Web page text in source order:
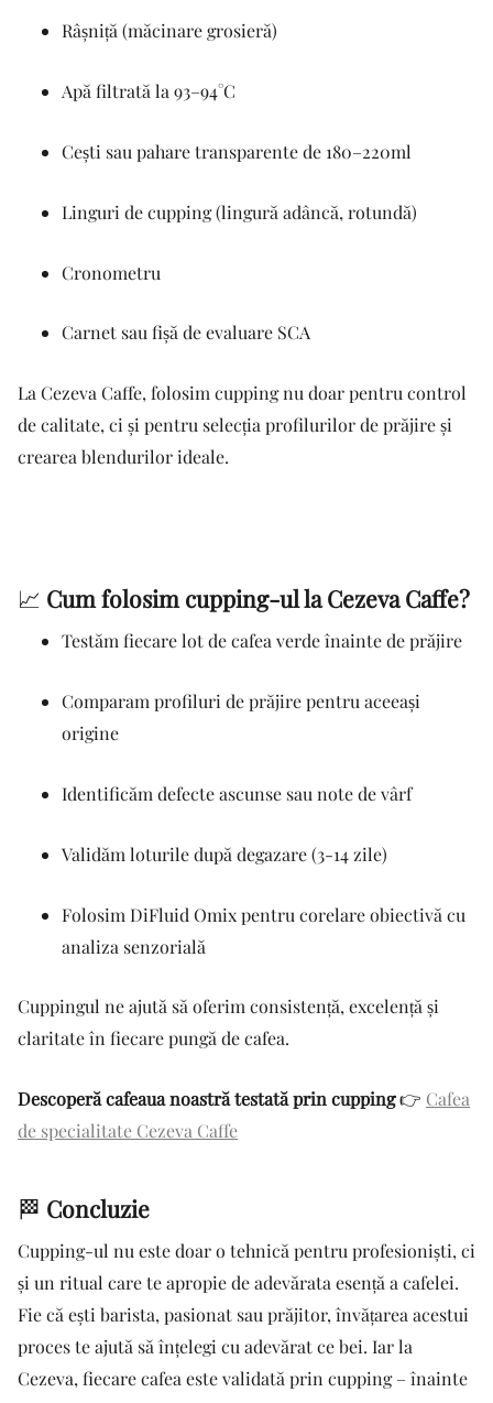
Râșniță (măcinare grosieră)
Apă filtrată la 93–94°C
Cești sau pahare transparente de 180–220ml
Linguri de cupping (lingură adâncă, rotundă)
Cronometru
Carnet sau fișă de evaluare SCA
La Cezeva Caffe, folosim cupping nu doar pentru control
de calitate, ci și pentru selecția profilurilor de prăjire și
crearea blendurilor ideale.
📈 Cum folosim cupping-ul la Cezeva Caffe?
Testăm fiecare lot de cafea verde înainte de prăjire
Comparam profiluri de prăjire pentru aceeași
origine
Identificăm defecte ascunse sau note de vârf
Validăm loturile după degazare (3-14 zile)
Folosim DiFluid Omix pentru corelare obiectivă cu
analiza senzorială
Cuppingul ne ajută să oferim consistență, excelență și
claritate în fiecare pungă de cafea.
Descoperă cafeaua noastră testată prin cupping👉 Cafea
de specialitate Cezeva Caffe
🏁 Concluzie
Cupping-ul nu este doar o tehnică pentru profesioniști, ci
și un ritual care te apropie de adevărata esență a cafelei.
Fie că ești barista, pasionat sau prăjitor, învățarea acestui
proces te ajută să înțelegi cu adevărat ce bei. Iar la
Cezeva, fiecare cafea este validată prin cupping – înainte